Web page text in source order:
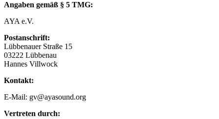
Angaben gemäß § 5 TMG:
AYA e.V.
Postanschrift:
Lübbenauer Straße 15
03222 Lübbenau
Hannes Villwock
Kontakt:
E-Mail: gv@ayasound.org
Vertreten durch: